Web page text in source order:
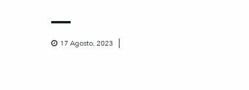
17 Agosto, 2023